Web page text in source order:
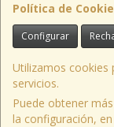
Política de
Configurar
Utilizamos cookies
servicios.
Puede obtener
la configuración,
Horario
9:00h - 14:00h